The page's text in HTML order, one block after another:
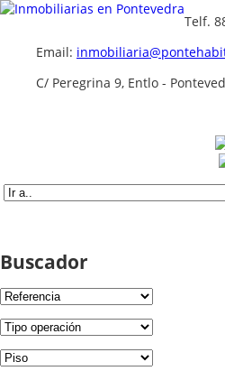
Telf.
Email:
C/ Peregrina 9, Entlo -
Buscador